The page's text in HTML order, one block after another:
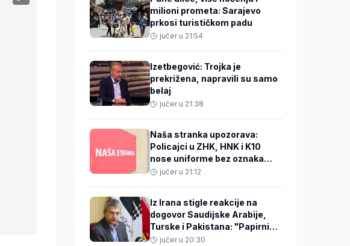
milioni prometa: Sarajevo
prkosi turističkom padu
jučer u 21:54
Izetbegović: Trojka je
prekrižena, napravili su samo
belaj
jučer u 21:38
Naša stranka upozorava:
Policajci u ZHK, HNK i K10
nose uniforme bez oznaka
FBiHjučer u 21:12
Iz Irana stigle reakcije na
dogovor Saudijske Arabije,
Turske i Pakistana: "Papirni
sporazum
jučer u 20:30